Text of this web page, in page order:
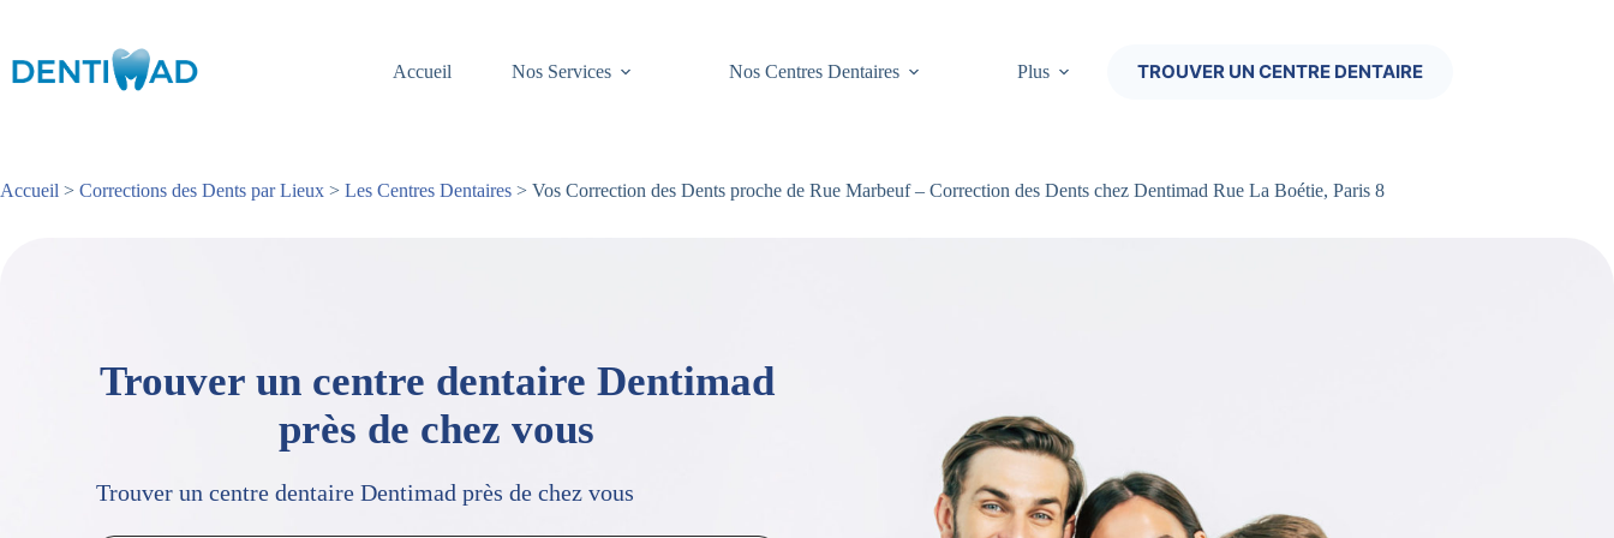
Accueil
Nos Services Nos Centres Dentaires Plus TROUVER UN CENTRE DENTAIRE
Accueil > Corrections des Dents par Lieux > Les Centres Dentaires > Vos Correction des Dents proche de Rue Marbeuf – Correction des Dents chez Dentimad Rue La Boétie, Paris 8
Trouver un centre dentaire Dentimad
près de chez vous
Trouver un centre dentaire Dentimad près de chez vous